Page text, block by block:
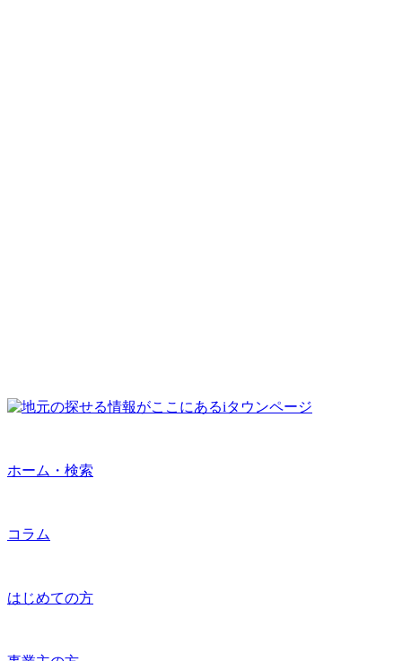
ホーム・検索
コラム
はじめての方